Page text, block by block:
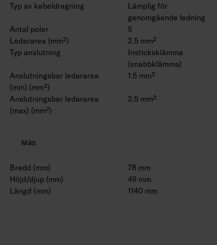
Typ av kabeldragning
Lämplig för
genomgående ledning
Antal poler
5
Ledararea (mm²)
2.5 mm²
Typ anslutning
Insticksklämma
(snabbklämma)
Anslutningsbar ledararea
(min) (mm²)
1.5 mm²
Anslutningsbar ledararea
(max) (mm²)
2.5 mm²
Mått
Bredd (mm)
78 mm
Höjd/djup (mm)
49 mm
Längd (mm)
1140 mm